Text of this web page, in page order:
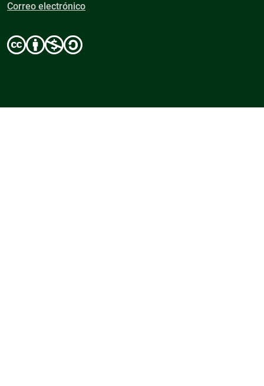
Correo electrónico